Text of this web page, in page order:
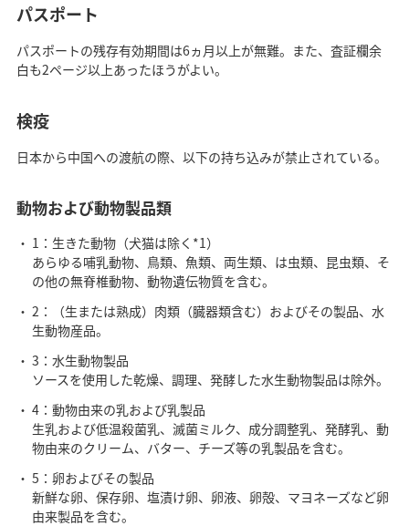
パスポート
パスポートの残存有効期間は6ヵ月以上が無難。また、査証欄余
白も2ページ以上あったほうがよい。
検疫
日本から中国への渡航の際、以下の持ち込みが禁止されている。
動物および動物製品類
1：生きた動物（犬猫は除く*1）
あらゆる哺乳動物、鳥類、魚類、両生類、は虫類、昆虫類、そ
の他の無脊椎動物、動物遺伝物質を含む。
2：（生または熟成）肉類（臓器類含む）およびその製品、水
生動物産品。
3：水生動物製品
ソースを使用した乾燥、調理、発酵した水生動物製品は除外。
4：動物由来の乳および乳製品
生乳および低温殺菌乳、滅菌ミルク、成分調整乳、発酵乳、動
物由来のクリーム、バター、チーズ等の乳製品を含む。
5：卵およびその製品
新鮮な卵、保存卵、塩漬け卵、卵液、卵殻、マヨネーズなど卵
由来製品を含む。